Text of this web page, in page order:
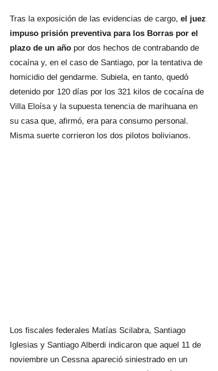
Tras la exposición de las evidencias de cargo, el juez
impuso prisión preventiva para los Borras por el
plazo de un año por dos hechos de contrabando de
cocaína y, en el caso de Santiago, por la tentativa de
homicidio del gendarme. Subiela, en tanto, quedó
detenido por 120 días por los 321 kilos de cocaína de
Villa Eloísa y la supuesta tenencia de marihuana en
su casa que, afirmó, era para consumo personal.
Misma suerte corrieron los dos pilotos bolivianos.
Los fiscales federales Matías Scilabra, Santiago
Iglesias y Santiago Alberdi indicaron que aquel 11 de
noviembre un Cessna apareció siniestrado en un